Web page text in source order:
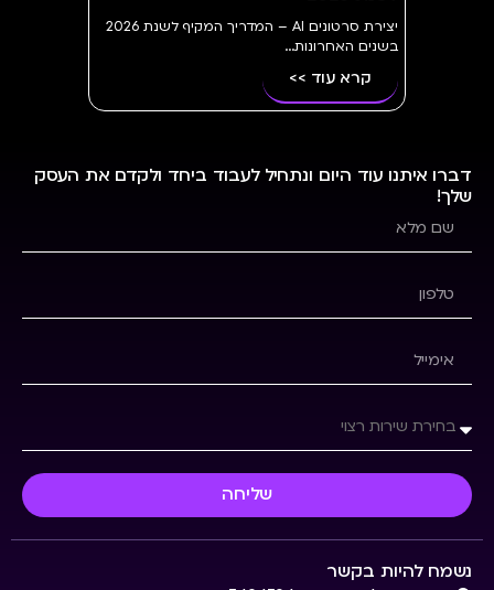
יצירת סרטונים AI – המדריך המקיף לשנת 2026
בשנים האחרונות...
קרא עוד >>
נשמח להיות בקשר
דברו איתנו עוד היום ונתחיל לעבוד ביחד ולקדם את העסק
שלך!
שליחה